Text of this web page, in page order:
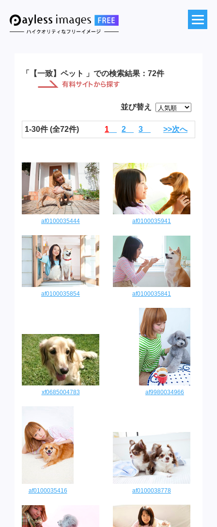
「【一致】ペット 」での検索結果：72件
並び替え
1-30件 (全72件) 1 2 3 >>次へ
af0100035444 af0100035941
af0100035854 af0100035841
xf0685004783 af9980034966
af0100035416 af0100038778